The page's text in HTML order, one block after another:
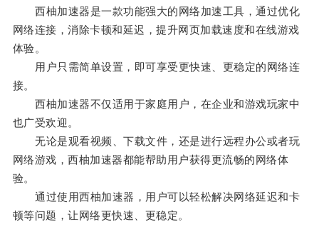
西柚加速器是一款功能强大的网络加速工具，通过优化
网络连接，消除卡顿和延迟，提升网页加载速度和在线游戏
体验。
用户只需简单设置，即可享受更快速、更稳定的网络连
接。
西柚加速器不仅适用于家庭用户，在企业和游戏玩家中
也广受欢迎。
无论是观看视频、下载文件，还是进行远程办公或者玩
网络游戏，西柚加速器都能帮助用户获得更流畅的网络体
验。
通过使用西柚加速器，用户可以轻松解决网络延迟和卡
顿等问题，让网络更快速、更稳定。